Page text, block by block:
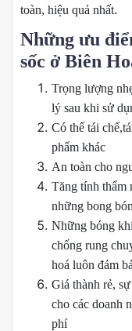
toàn, hiệu quả nhất.
Những ưu
sốc ở Biên
Trọng lượng
lý sau khi sử
Có thể tái
phẩm khác
An toàn cho
Tăng tính thẩm
những bong
Những bóng
chống rung
hoá luôn đảm
Giá thành rẻ,
cho các doanh
phí